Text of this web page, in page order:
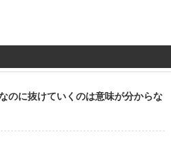
のに抜けていくのは意味が分からな